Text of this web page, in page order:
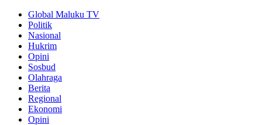
Global Maluku TV
Politik
Nasional
Hukrim
Opini
Sosbud
Olahraga
Berita
Regional
Ekonomi
Opini